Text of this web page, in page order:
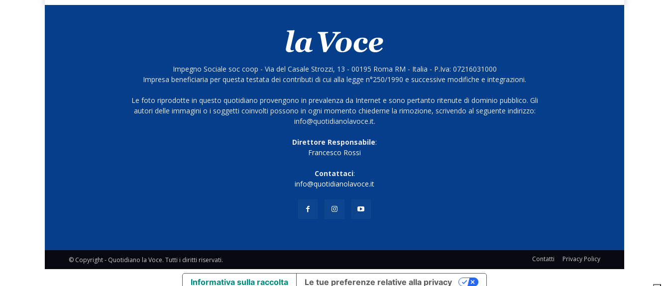
Impegno Sociale soc coop - Via del Casale Strozzi, 13 - 00195 Roma RM - Italia - P.Iva: 07216031000
Impresa beneficiaria per questa testata dei contributi di cui alla legge n°250/1990 e successive modifiche e integrazioni.
Le foto riprodotte in questo quotidiano provengono in prevalenza da Internet e sono pertanto ritenute di dominio pubblico. Gli
autori delle immagini o i soggetti coinvolti possono in ogni momento chiederne la rimozione, scrivendo al seguente indirizzo:
info@quotidianolavoce.it.
Direttore Responsabile:
Francesco Rossi
Contattaci:
info@quotidianolavoce.it
© Copyright - Quotidiano la Voce. Tutti i diritti riservati. Contatti Privacy Policy
Informativa sulla raccolta Le tue preferenze relative alla privacy